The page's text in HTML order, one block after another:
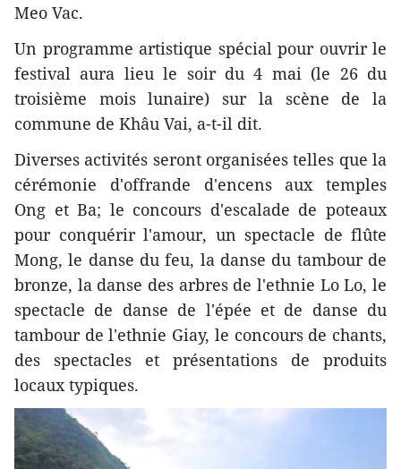
Meo Vac.
Un programme artistique spécial pour ouvrir le
festival aura lieu le soir du 4 mai (le 26 du
troisième mois lunaire) sur la scène de la
commune de Khâu Vai, a-t-il dit.
Diverses activités seront organisées telles que la
cérémonie d'offrande d'encens aux temples
Ong et Ba; le concours d'escalade de poteaux
pour conquérir l'amour, un spectacle de flûte
Mong, le danse du feu, la danse du tambour de
bronze, la danse des arbres de l'ethnie Lo Lo, le
spectacle de danse de l'épée et de danse du
tambour de l'ethnie Giay, le concours de chants,
des spectacles et présentations de produits
locaux typiques.